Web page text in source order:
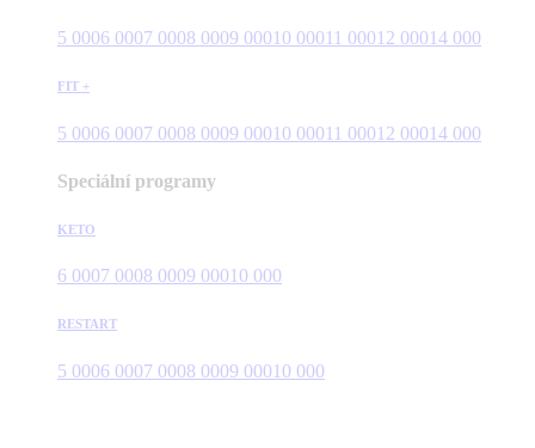
5 0006 0007 0008 0009 00010 00011 00012 00014 000
FIT +
5 0006 0007 0008 0009 00010 00011 00012 00014 000
Speciální programy
KETO
6 0007 0008 0009 00010 000
RESTART
5 0006 0007 0008 0009 00010 000